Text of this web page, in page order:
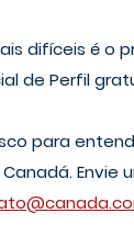
difíceis é o
de Perfil
para
Envie